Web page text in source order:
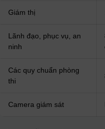
Giám thị
Lãnh đạo, phục vụ, an
ninh
Các quy chuẩn phòng
thi
Camera giám sát